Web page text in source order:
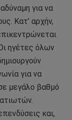
για να
Κατ’ αρχήν,
ηγέτες όλων
για να
μεγάλο βαθμό
και,